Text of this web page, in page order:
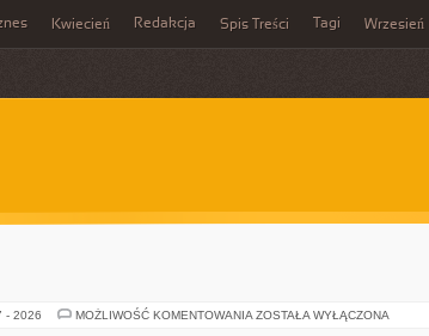
Kwiecień Redakcja Spis Treści Tagi Wrzesień
- 2026 MOŻLIWOŚĆ KOMENTOWANIA SAUNY
ZOSTAŁA WYŁĄCZONA